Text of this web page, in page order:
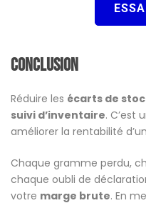
Conclusion
Réduire les écarts de
suivi d’inventaire. C’est
améliorer la rentabilité
Chaque gramme perdu,
chaque oubli de
votre marge brute. En